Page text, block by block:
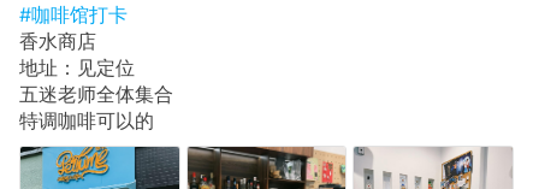
#咖啡馆打卡
香水商店
地址：见定位
五迷老师全体集合
特调咖啡可以的